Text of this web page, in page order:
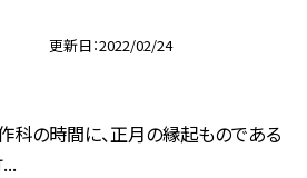
更新日 2022/02/24
科の時間に、正月の縁起ものである